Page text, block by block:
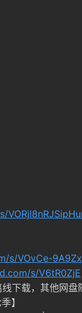
s/VOvCe-
s/V6tR0ZjE
线下载，其他网盘
】